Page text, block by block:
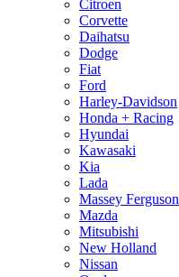
Citroen
Corvette
Daihatsu
Dodge
Fiat
Ford
Harley-Davidson
Honda + Racing
Hyundai
Kawasaki
Kia
Lada
Massey Ferguson
Mazda
Mitsubishi
New Holland
Nissan